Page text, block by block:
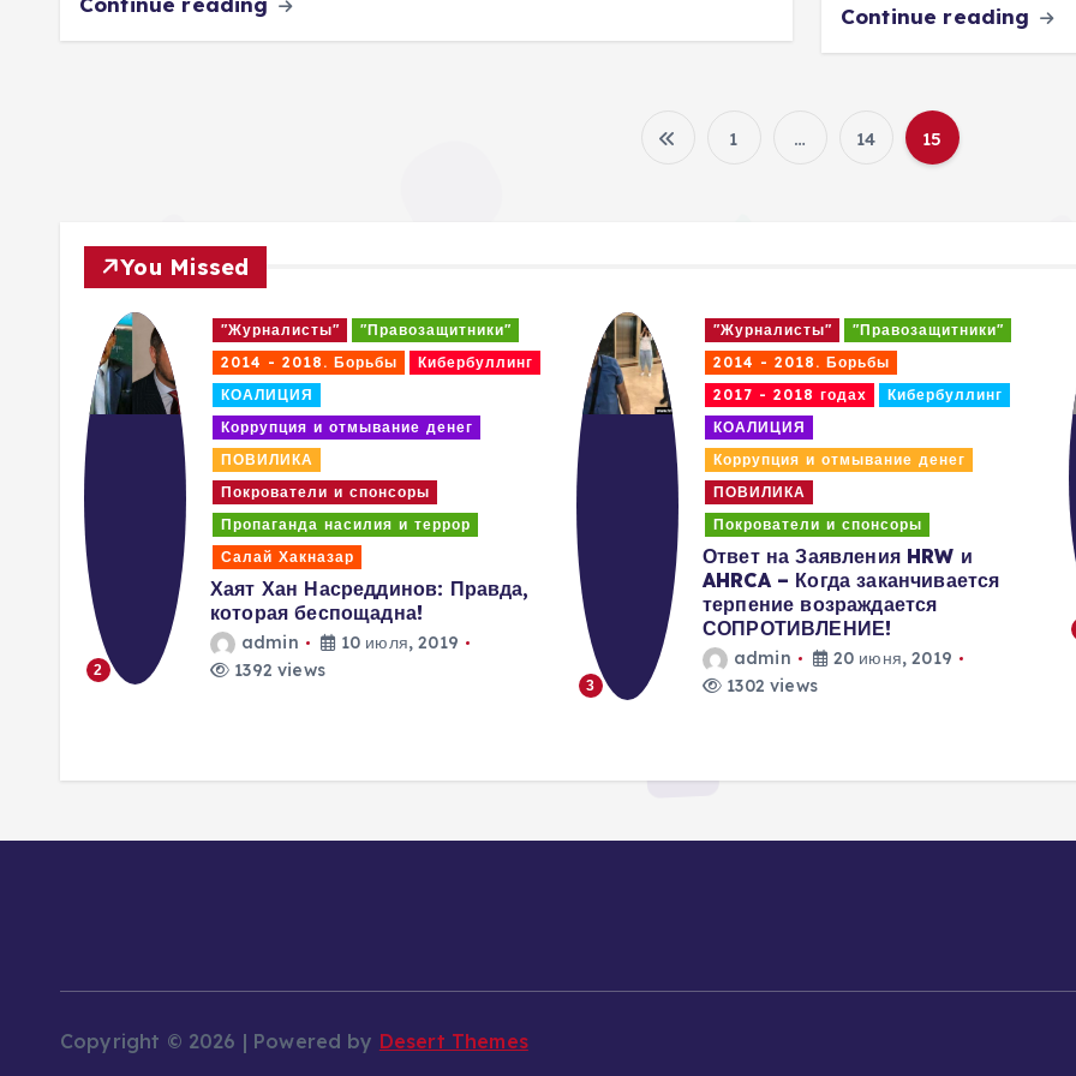
Continue reading
г
и
н
а
ц
и
я
з
а
и
1 … 14 15
You Missed
2
"Журналисты"
"Правозащитники"
2014 - 2018. Борьбы
Кибербуллинг
КОАЛИЦИЯ
Коррупция и отмывание денег
ПОВИЛИКА
Покрователи и спонсоры
Пропаганда насилия и террор
Салай Хакназар
Хаят Хан Насреддинов: Правда,
которая беспощадна!
admin
10 июля, 2019
1392 views
3
"Журналисты"
"Правозащитники"
2014 - 2018. Борьбы
2017 - 2018 годах
Кибербуллинг
КОАЛИЦИЯ
Коррупция и отмывание денег
ПОВИЛИКА
Покрователи и спонсоры
Ответ на Заявления HRW и
AHRCA – Когда заканчивается
терпение возраждается
СОПРОТИВЛЕНИЕ!
admin
20 июня, 2019
1302 views
Copyright © 2026 | Powered by Desert Themes